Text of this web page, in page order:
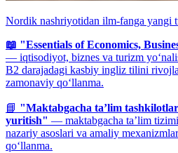
Nordik nashriyotidan ilm-fanga yangi
📖 "Essentials of Economics,
— iqtisodiyot, biznes va turizm
B2 darajadagi kasbiy ingliz tilini
zamonaviy qo‘llanma.
📘 "Maktabgacha ta’lim
yuritish" — maktabgacha ta’lim
nazariy asoslari va amaliy
qo‘llanma.